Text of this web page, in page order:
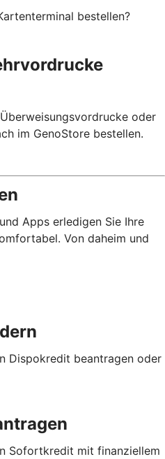
bestellen?
oder
im GenoStore bestellen.
Apps erledigen Sie Ihre
Von daheim und
Dispokredit beantragen oder
Sofortkredit mit finanziellem